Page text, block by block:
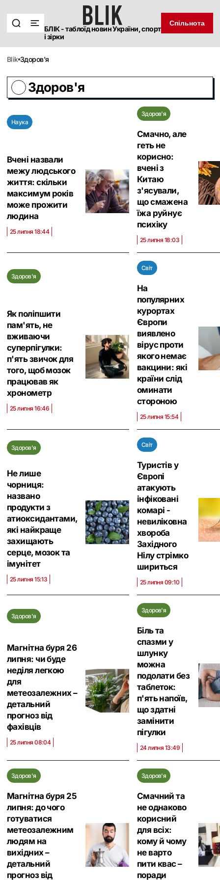
БЛІК - таблоїд новин України, спорт
і зірки
Спільнота
blik Здоров'я
Здоров'я
Наука
Вчені назвали
межу людського
життя: скільки
максимум років
може прожити
людина
25 липня 18:44
Здоров'я
Смачно, але
геть не
корисно:
вчені з
Китаю
з'ясували,
що смажена
їжа руйнує
психіку
25 липня 18:03
Здоров'я
Як поліпшити
пам'ять, не
вживаючи
суперпігулки:
п'ять звичок для
того, щоб мозок
працював як
хронометр
25 липня 16:46
Світ
На
популярних
курортах
Європи
виявлено
вірус проти
якого немає
вакцини: які
країни слід
оминати
стороною
25 липня 15:54
Здоров'я
Не лише
чорниця:
названо
продукти з
атиоксидантами,
які найкраще
захищають
серце, мозок та
імунітет
25 липня 15:13
Світ
Туристів у
Європі
атакують
інфіковані
комарі -
невиліковна
хвороба
Західного
Нілу стрімко
шириться
25 липня 09:10
Здоров'я
Магнітна буря 26
липня: чи буде
неділя легкою
для
метеозалежних –
детальний
прогноз від
фахівців
25 липня 08:04
Здоров'я
Біль та
спазми у
шлунку
можна
подолати без
таблеток:
п'ять напоїв,
що здатні
замінити
пігулки
24 липня 13:49
Здоров'я
Магнітна буря 25
липня: до чого
готуватися
метеозалежним
людям на
вихідних –
детальний
прогноз від
Здоров'я
Смачний та
не однаково
корисний
для всіх:
кому й чому
не варто
пити квас –
поради